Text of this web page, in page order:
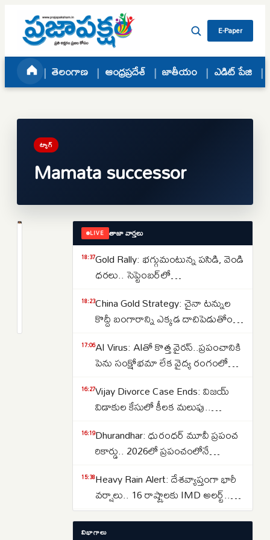
Skip to content
E-Paper
తెలంగాణ ఆంధ్రప్రదేశ్ జాతీయం ఎడిట్ పేజి
ట్యాగ్
Mamata successor
LIVE తాజా వార్తలు
18:37Gold Rally: భగ్గుమంటున్న పసిడి, వెండి
ధరలు.. సెప్టెంబర్‌లో
18:23China Gold Strategy: చైనా టన్నుల
కొద్దీ బంగారాన్ని ఎక్కడ దాచిపెడుతోందో
వెనుక అసలు కథ ఇదే..
17:06AI Virus: AIతో కొత్త వైరస్‌..ప్రపంచానికి
పెను సంక్షోభమా లేక వైద్య రంగంలో
శాస్త్రవేత్తలు..
16:27Vijay Divorce Case Ends: విజయ్
విడాకుల కేసులో కీలక మలుపు..
సంగీత..కేసును కొట్టివేసిన కోర్టు
16:19Dhurandhar: ధురంధర్ మూవీ ప్రపంచ
రికార్డు.. 2026లో ప్రపంచంలోనే
చిత్రంగా హిస్టరీ క్రియేట్..
15:38Heavy Rain Alert: దేశవ్యాప్తంగా భారీ
వర్షాలు.. 16 రాష్ట్రాలకు IMD అలర్ట్..
ఒడిశా-కేరళకు రెడ్ వార్నింగ్.. దక్షిణాది
రాష్ట్రాల్లో ఉరుములతో కూడిన వానలు..
15:29Lost Important Documents? ఆధార్,
విభాగాలు